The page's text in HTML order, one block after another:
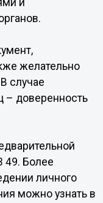
и
желательно
случае
– доверенность
49. Более
личного
можно узнать в